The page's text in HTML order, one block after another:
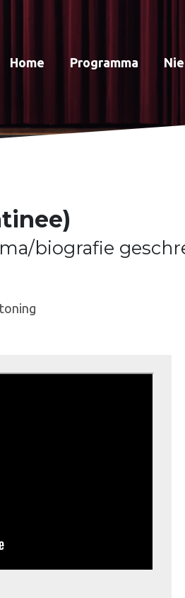
Home Programma
biografie